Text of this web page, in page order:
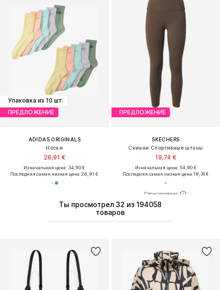
Упаковка из 10 шт.
ПРЕДЛОЖЕНИЕ
ADIDAS ORIGINALS
Носки
26,91 €
Изначальная цена: 34,90 €
Последняя самая низкая цена:26,91 €
ПРЕДЛОЖЕНИЕ
SKECHERS
Скинни Спортивные штаны
19,74 €
Изначальная цена: 54,90 €
Последняя самая низкая цена:19,74 €
Ты просмотрел 32 из 194058
товаров